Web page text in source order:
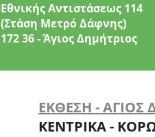
Εθνικής Αντιστάσεως 114
(Στάση Μετρό Δάφνης)
172 36 - Άγιος Δημήτριος
ΕΚΘΕΣΗ - ΑΓΙΟΣ
ΚΕΝΤΡΙΚΑ -